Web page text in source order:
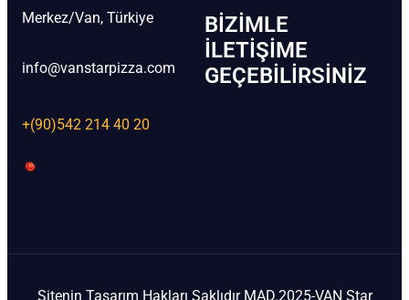
Merkez/Van, Türkiye
info@vanstarpizza.com
+(90)542 214 40 20
BIZIMLE
İLETIŞIME
GEÇEBILIRSINIZ
Sitenin Tasarım Hakları Saklıdır MAD.2025-VAN Star